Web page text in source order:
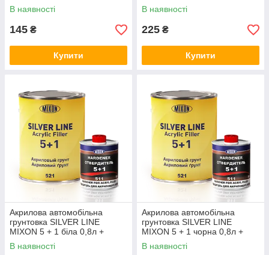
В наявності
145 ₴
Купити
В наявності
225 ₴
Купити
Акрилова автомобільна
грунтовка SILVER LINE
MIXON 5 + 1 біла 0,8л +
затверджувач 0.2л
В наявності
Акрилова автомобільна
грунтовка SILVER LINE
MIXON 5 + 1 чорна 0,8л +
затверджувач 0.2л
В наявності